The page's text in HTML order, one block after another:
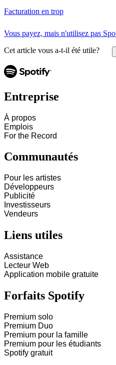
Facturation en trop
Vous payez, mais n'utilisez pas
Cet article vous a-t-il été utile?
Entreprise
À propos
Emplois
For the Record
Communautés
Pour les artistes
Développeurs
Publicité
Investisseurs
Vendeurs
Liens utiles
Assistance
Lecteur Web
Application mobile gratuite
Forfaits Spotify
Premium solo
Premium Duo
Premium pour la famille
Premium pour les étudiants
Spotify gratuit